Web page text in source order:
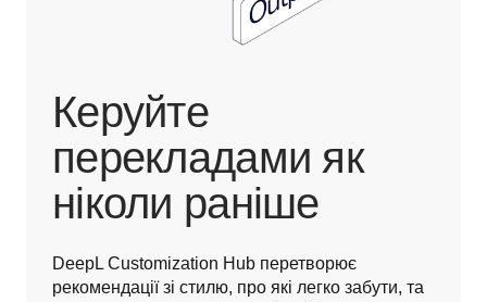
Керуйте
перекладами як
ніколи раніше
DeepL Customization Hub перетворює
рекомендації зі стилю, про які легко забути, та